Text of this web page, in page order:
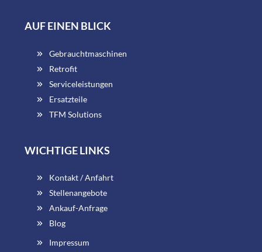
AUF EINEN BLICK
Gebrauchtmaschinen
Retrofit
Serviceleistungen
Ersatzteile
TFM Solutions
WICHTIGE LINKS
Kontakt / Anfahrt
Stellenangebote
Ankauf-Anfrage
Blog
Impressum